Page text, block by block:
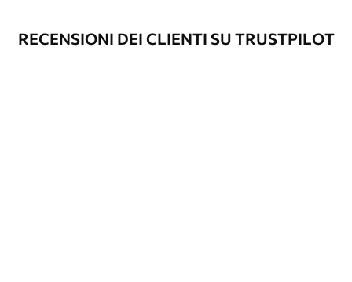
Le carte da parati con finitura a vernice
possono essere pulite con acqua.
RECENSIONI DEI CLIENTI SU TRUSTPILOT